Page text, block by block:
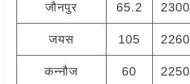
जौनपुर 65.2 2300
जयस 105 2260
कन्नौज 60 2250